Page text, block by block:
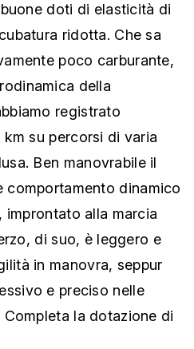
doti di elasticità di
ridotta. Che sa
poco carburante,
della
registrato
su percorsi di varia
Ben manovrabile il
comportamento dinamico
improntato alla marcia
di suo, è leggero e
in manovra, seppur
e preciso nelle
la dotazione di